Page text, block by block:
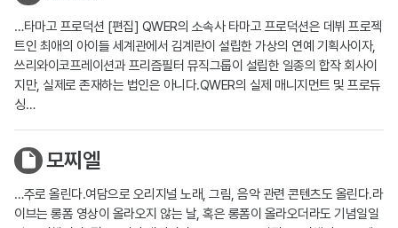
…타마고 프로덕션 [편집] QWER의 소속사 타마고 프로덕션은 데뷔 프로젝
트인 최애의 아이들 세계관에서 김계란이 설립한 가상의 연예 기획사이자,
쓰리와이코프레이션과 프리즘필터 뮤직그룹이 설립한 일종의 합작 회사이
지만, 실제로 존재하는 법인은 아니다.QWER의 실제 매니지먼트 및 프로듀
싱…
모찌엘
…주로 올린다.여담으로 오리지널 노래, 그림, 음악 관련 콘텐츠도 올린다.라
이브는 롱폼 영상이 올라오지 않는 날, 혹은 롱폼이 올라오더라도 기념일일